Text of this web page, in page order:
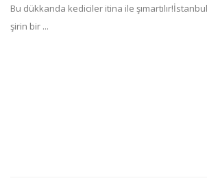
Bu dükkanda kediciler itina ile
şirin bir ...